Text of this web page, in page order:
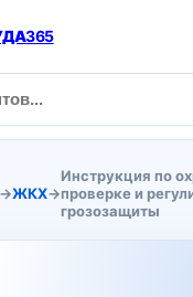
365
→ЖКХ→
Инструкция по
проверке и
грозозащиты